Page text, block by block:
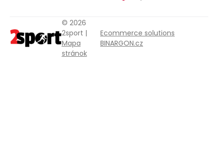
© 2026
2sport |
Mapa
stránok
Ecommerce solutions
BINARGON.cz